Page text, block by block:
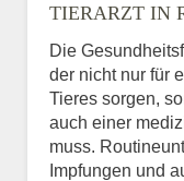
TIERARZT IN
Die
der nicht nur für
Tieres sorgen,
auch einer
muss.
Impfungen und